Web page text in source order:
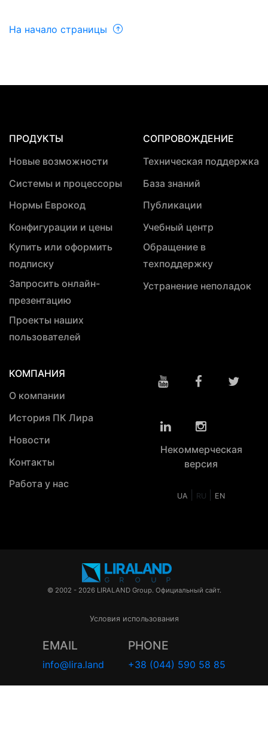
На начало страницы
ПРОДУКТЫ
Новые возможности
Системы и процессоры
Нормы Еврокод
Конфигурации и цены
Купить или оформить
подписку
Запросить онлайн-
презентацию
Проекты наших
пользователей
СОПРОВОЖДЕНИЕ
Техническая поддержка
База знаний
Публикации
Учебный центр
Обращение в
техподдержку
Устранение неполадок
КОМПАНИЯ
О компании
История ПК Лира
Новости
Контакты
Работа у нас
Некоммерческая
версия
UA RU EN
© 2002 - 2026 LIRALAND Group. Официальный сайт.
Условия использования
EMAIL
info@lira.land
PHONE
+38 (044) 590 58 85